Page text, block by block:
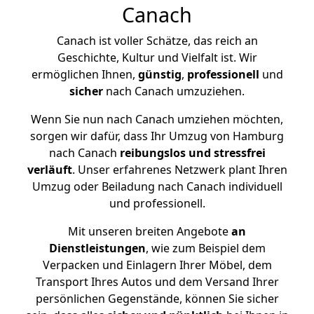
Canach
Canach ist voller Schätze, das reich an
Geschichte, Kultur und Vielfalt ist. Wir
ermöglichen Ihnen, günstig, professionell und
sicher nach Canach umzuziehen.
Wenn Sie nun nach Canach umziehen möchten,
sorgen wir dafür, dass Ihr Umzug von Hamburg
nach Canach reibungslos und stressfrei
verläuft. Unser erfahrenes Netzwerk plant Ihren
Umzug oder Beiladung nach Canach individuell
und professionell.
Mit unseren breiten Angebotean
Dienstleistungen, wie zum Beispiel dem
Verpacken und Einlagern Ihrer Möbel, dem
Transport Ihres Autos und dem Versand Ihrer
persönlichen Gegenstände, können Sie sicher